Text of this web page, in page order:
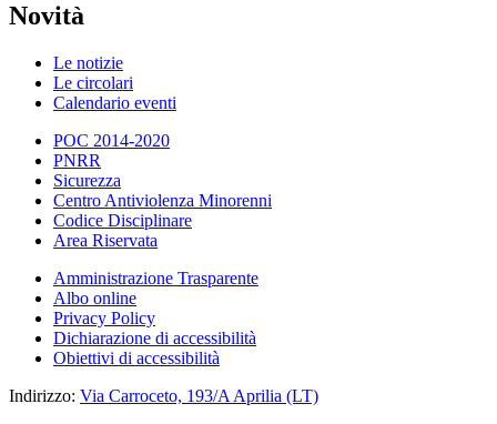
Novità
Le notizie
Le circolari
Calendario eventi
POC 2014-2020
PNRR
Sicurezza
Centro Antiviolenza Minorenni
Codice Disciplinare
Area Riservata
Amministrazione Trasparente
Albo online
Privacy Policy
Dichiarazione di accessibilità
Obiettivi di accessibilità
Indirizzo: Via Carroceto, 193/A Aprilia (LT)